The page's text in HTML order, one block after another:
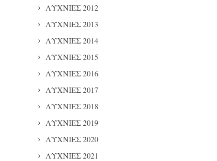
ΛΥΧΝΙΕΣ 2012
ΛΥΧΝΙΕΣ 2013
ΛΥΧΝΙΕΣ 2014
ΛΥΧΝΙΕΣ 2015
ΛΥΧΝΙΕΣ 2016
ΛΥΧΝΙΕΣ 2017
ΛΥΧΝΙΕΣ 2018
ΛΥΧΝΙΕΣ 2019
ΛΥΧΝΙΕΣ 2020
ΛΥΧΝΙΕΣ 2021